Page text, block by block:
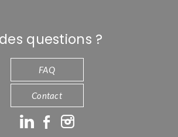
questions ?
FAQ
Contact